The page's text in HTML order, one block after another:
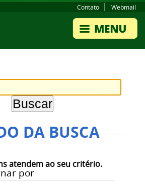
Contato Webmail
DA BUSCA
atendem ao seu critério.
por
2020 12h24